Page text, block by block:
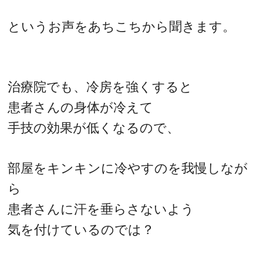
というお声をあちこちから聞きます。
治療院でも、冷房を強くすると
患者さんの身体が冷えて
手技の効果が低くなるので、
部屋をキンキンに冷やすのを我慢しなが
ら
患者さんに汗を垂らさないよう
気を付けているのでは？